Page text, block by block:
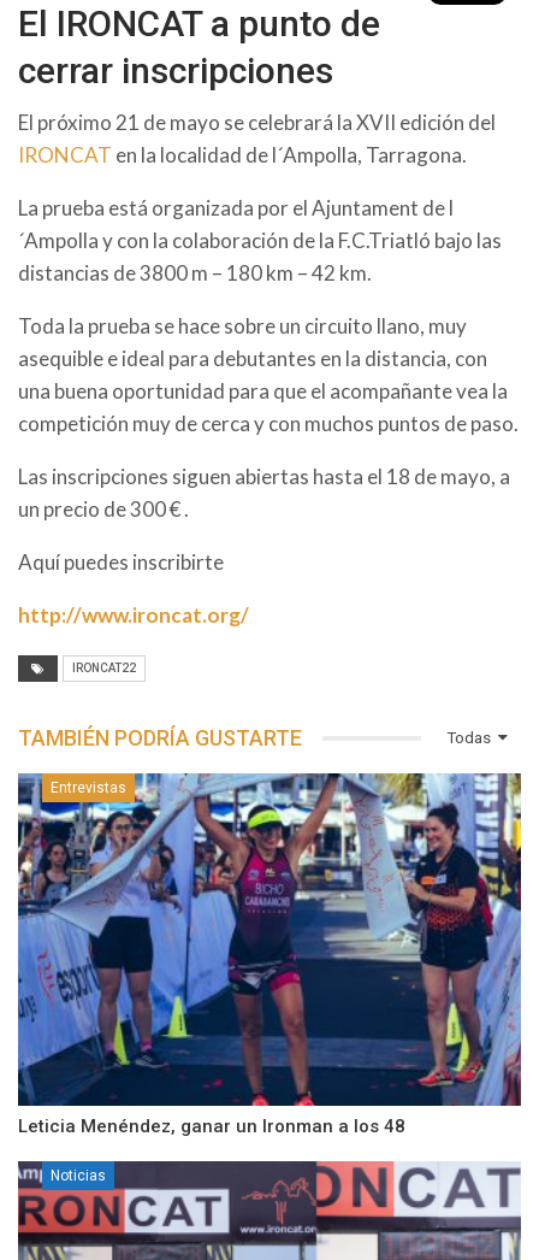
El IRONCAT a punto de
cerrar inscripciones
El próximo 21 de mayo se celebrará la XVII edición del
IRONCAT en la localidad de l´Ampolla, Tarragona.
La prueba está organizada por el Ajuntament de l
´Ampolla y con la colaboración de la F.C.Triatló bajo las
distancias de 3800 m – 180 km – 42 km.
Toda la prueba se hace sobre un circuito llano, muy
asequible e ideal para debutantes en la distancia, con
una buena oportunidad para que el acompañante vea la
competición muy de cerca y con muchos puntos de paso.
Las inscripciones siguen abiertas hasta el 18 de mayo, a
un precio de 300 € .
Aquí puedes inscribirte
http://www.ironcat.org/
IRONCAT22
Todas
TAMBIÉN PODRÍA GUSTARTE
Entrevistas
Leticia Menéndez, ganar un Ironman a los 48
Noticias